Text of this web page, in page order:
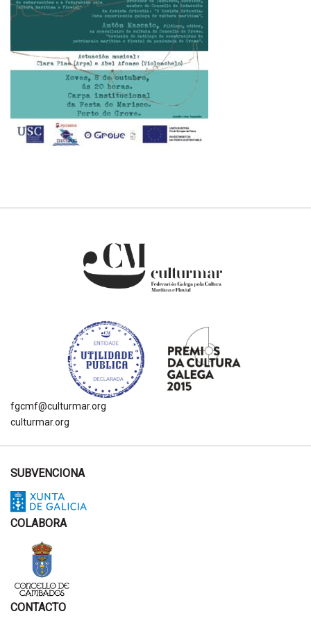
fgcmf@culturmar.org
culturmar.org
SUBVENCIONA
COLABORA
CONTACTO